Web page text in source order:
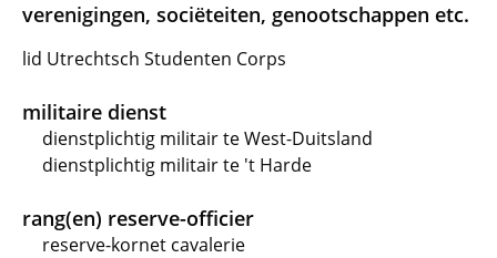
verenigingen, sociëteiten, genootschappen etc.
lid Utrechtsch Studenten Corps
militaire dienst
dienstplichtig militair te West-Duitsland
dienstplichtig militair te 't Harde
rang(en) reserve-officier
reserve-kornet cavalerie